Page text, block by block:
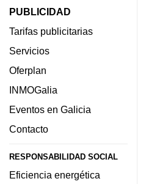
PUBLICIDAD
Tarifas publicitarias
Servicios
Oferplan
INMOGalia
Eventos en Galicia
Contacto
RESPONSABILIDAD SOCIAL
Eficiencia energética